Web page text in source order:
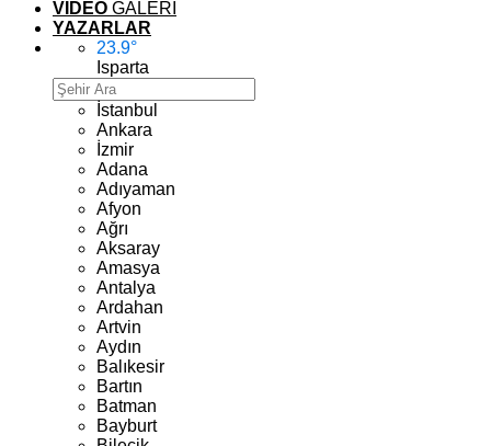
VİDEO GALERİ
YAZARLAR
23.9°
Isparta
İstanbul
Ankara
İzmir
Adana
Adıyaman
Afyon
Ağrı
Aksaray
Amasya
Antalya
Ardahan
Artvin
Aydın
Balıkesir
Bartın
Batman
Bayburt